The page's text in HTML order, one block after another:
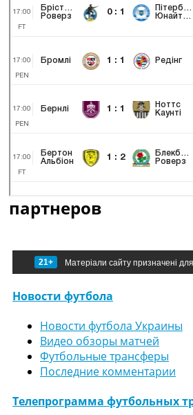
партнеров
21+ Матеріали сайту призначені
Новости футбола
Новости футбола Украины
Видео обзоры матчей
Футбольные трансферы
Последние комментарии
Телепрограмма футбольных